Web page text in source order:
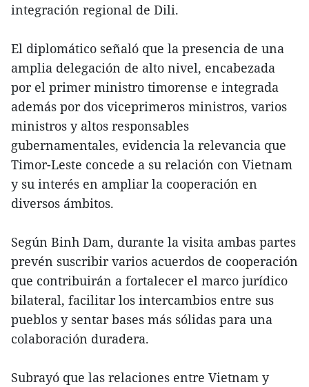
integración regional de Dili.
El diplomático señaló que la presencia de una
amplia delegación de alto nivel, encabezada
por el primer ministro timorense e integrada
además por dos viceprimeros ministros, varios
ministros y altos responsables
gubernamentales, evidencia la relevancia que
Timor-Leste concede a su relación con Vietnam
y su interés en ampliar la cooperación en
diversos ámbitos.
Según Binh Dam, durante la visita ambas partes
prevén suscribir varios acuerdos de cooperación
que contribuirán a fortalecer el marco jurídico
bilateral, facilitar los intercambios entre sus
pueblos y sentar bases más sólidas para una
colaboración duradera.
Subrayó que las relaciones entre Vietnam y